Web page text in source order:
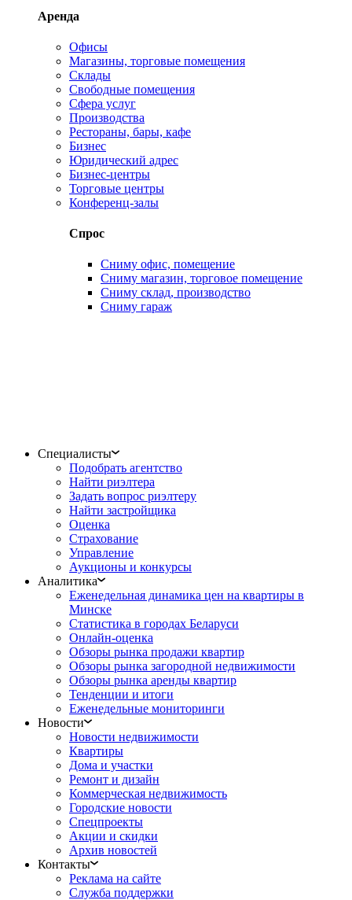
Аренда
Офисы
Магазины, торговые помещения
Склады
Свободные помещения
Сфера услуг
Производства
Рестораны, бары, кафе
Бизнес
Юридический адрес
Бизнес-центры
Торговые центры
Конференц-залы
Спрос
Сниму офис, помещение
Сниму магазин, торговое помещение
Сниму склад, производство
Сниму гараж
Специалисты
Подобрать агентство
Найти риэлтера
Задать вопрос риэлтеру
Найти застройщика
Оценка
Страхование
Управление
Аукционы и конкурсы
Аналитика
Еженедельная динамика цен на квартиры в
Минске
Статистика в городах Беларуси
Онлайн-оценка
Обзоры рынка продажи квартир
Обзоры рынка загородной недвижимости
Обзоры рынка аренды квартир
Тенденции и итоги
Еженедельные мониторинги
Новости
Новости недвижимости
Квартиры
Дома и участки
Ремонт и дизайн
Коммерческая недвижимость
Городские новости
Спецпроекты
Акции и скидки
Архив новостей
Контакты
Реклама на сайте
Служба поддержки